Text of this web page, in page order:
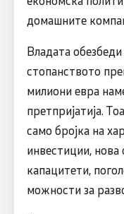
домашните
Владата
стопанството
милиони евра
претпријатија.
само бројка на
инвестиции,
капацитети,
можности за